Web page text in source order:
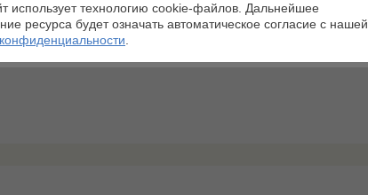
Эрмитаж, Санкт-Петербург
балл:0
Материалы:бумага, акварель
Размеры:27,6 х 38,9 см
использует технологию cookie-файлов. Дальнейшее
ресурса будет означать автоматическое согласие с нашей